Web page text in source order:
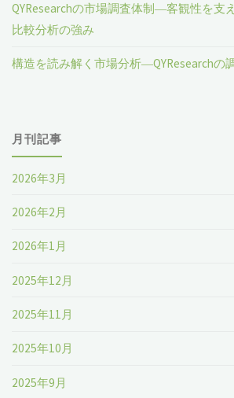
QYResearchの市場調査体制―客観性を支
比較分析の強み
構造を読み解く市場分析―QYResearchの
月刊記事
2026年3月
2026年2月
2026年1月
2025年12月
2025年11月
2025年10月
2025年9月